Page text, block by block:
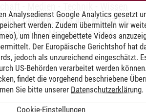
- Culture, Arts and Media [ab
-Medien - Technik -
Analysedienst Google Analytics gesetzt
werden. Zudem übermitteln wir
um Ihnen eingebettete Videos
Der Europäische Gerichtshof hat
jedoch als unzureichend eingeschätzt.
US-Behörden verarbeitet werden
findet die vorgehend beschriebene
Sie bitte unserer Datenschutzerklärung.
Cookie-Einstellungen